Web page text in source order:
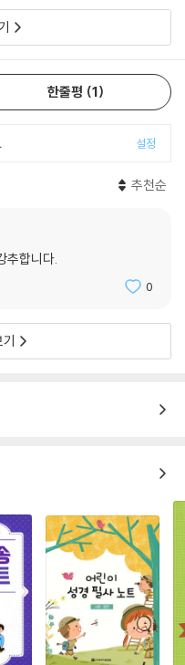
(에베소서 2:22).
전서 12:27 참조, 에베소서 5:2
니라 특별한 능력을 받았습니
담당하듯 우리도 그리스도의 몸
한줄평 1
설정
추천순
추합니다.
0